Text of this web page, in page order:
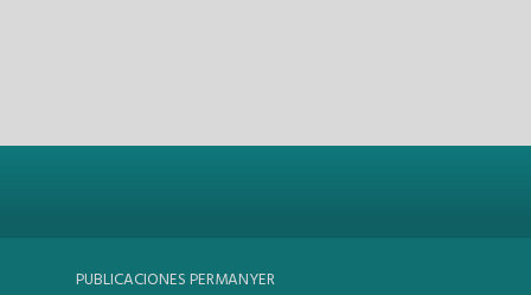
PUBLICACIONES PERMANYER